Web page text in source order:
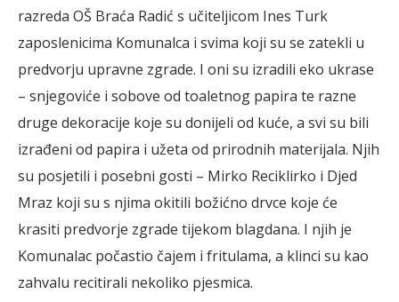
razreda OŠ Braća Radić s učiteljicom Ines Turk
zaposlenicima Komunalca i svima koji su se zatekli u
predvorju upravne zgrade. I oni su izradili eko ukrase
– snjegoviće i sobove od toaletnog papira te razne
druge dekoracije koje su donijeli od kuće, a svi su bili
izrađeni od papira i užeta od prirodnih materijala. Njih
su posjetili i posebni gosti – Mirko Reciklirko i Djed
Mraz koji su s njima okitili božićno drvce koje će
krasiti predvorje zgrade tijekom blagdana. I njih je
Komunalac počastio čajem i fritulama, a klinci su kao
zahvalu recitirali nekoliko pjesmica.